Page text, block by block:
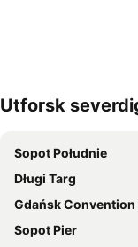
Utforsk
Sopot Południe
Długi Targ
Gdańsk Convention
Sopot Pier